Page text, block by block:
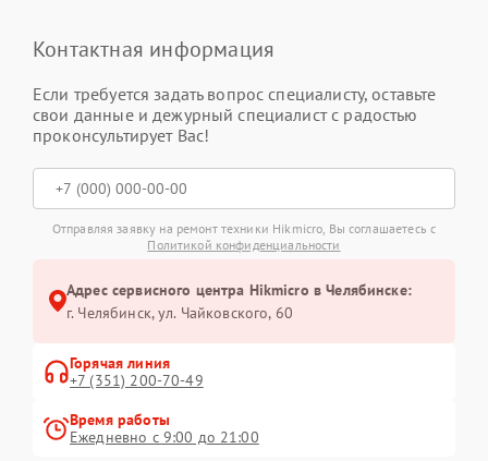
Контактная информация
Если требуется задать вопрос специалисту, оставьте
свои данные и дежурный специалист с радостью
проконсультирует Вас!
Отправляя заявку на ремонт техники Hikmicro, Вы соглашаетесь с
Политикой конфиденциальности
Адрес сервисного центра Hikmicro в Челябинске:
г. Челябинск, ул. Чайковского, 60
Горячая линия
+7 (351) 200-70-49
Время работы
Ежедневно с 9:00 до 21:00